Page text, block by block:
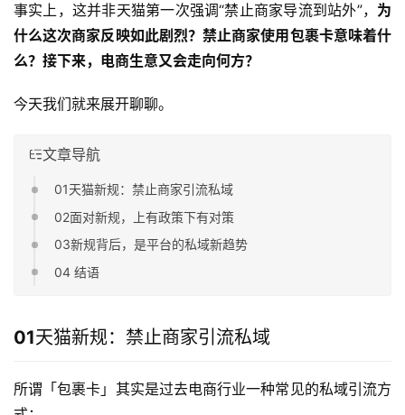
事实上，这并非天猫第一次强调“禁止商家导流到站外”， 为
什么这次商家反映如此剧烈？禁止商家使用包裹卡意味着什
么？接下来，电商生意又会走向何方？
今天我们就来展开聊聊。
文章导航
01天猫新规：禁止商家引流私域
02面对新规，上有政策下有对策
03新规背后，是平台的私域新趋势
04 结语
01天猫新规：禁止商家引流私域
所谓「包裹卡」其实是过去电商行业一种常见的私域引流方